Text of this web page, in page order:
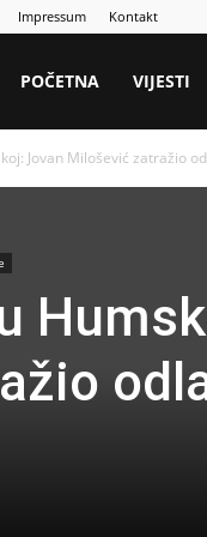
Impressum Kontakt
POČETNA VIJESTI
Jovan Milošević zatražio